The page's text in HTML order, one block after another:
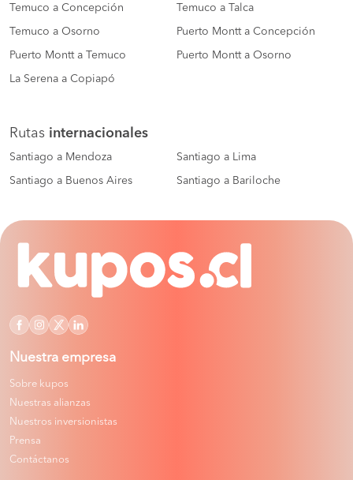
Temuco a Concepción Temuco a Talca
Temuco a Osorno Puerto Montt a Concepción
Puerto Montt a Temuco Puerto Montt a Osorno
La Serena a Copiapó
Rutas internacionales
Santiago a Mendoza Santiago a Lima
Santiago a Buenos Aires Santiago a Bariloche
Nuestra empresa
Sobre kupos
Nuestras alianzas
Nuestros inversionistas
Prensa
Contáctanos